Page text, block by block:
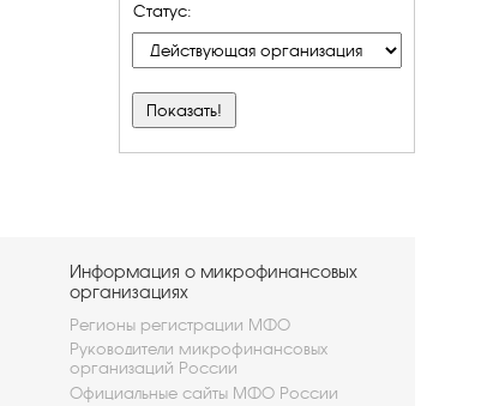
Статус:
Информация о микрофинансовых
организациях
Регионы регистрации МФО
Руководители микрофинансовых
организаций России
Официальные сайты МФО России